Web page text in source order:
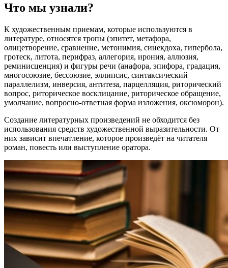
Что мы узнали?
К художественным приемам, которые используются в
литературе, относятся тропы (эпитет, метафора,
олицетворение, сравнение, метонимия, синекдоха, гипербола,
гротеск, литота, перифраз, аллегория, ирония, аллюзия,
реминисценция) и фигуры речи (анафора, эпифора, градация,
многосоюзие, бессоюзие, эллипсис, синтаксический
параллелизм, инверсия, антитеза, парцелляция, риторический
вопрос, риторическое восклицание, риторическое обращение,
умолчание, вопросно-ответная форма изложения, оксюморон).
Создание литературных произведений не обходится без
использования средств художественной выразительности. От
них зависит впечатление, которое произведёт на читателя
роман, повесть или выступление оратора.